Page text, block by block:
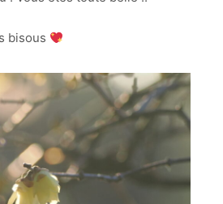
bisous